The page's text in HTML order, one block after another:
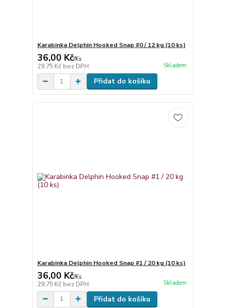
Karabinka Delphin Hooked Snap #0 / 12 kg (10 ks)
36,00 Kč/Ks
29,75 Kč bez DPH Skladem
Přidat do košíku
Karabinka Delphin Hooked Snap #1 / 20 kg (10 ks)
36,00 Kč/Ks
29,75 Kč bez DPH Skladem
Přidat do košíku